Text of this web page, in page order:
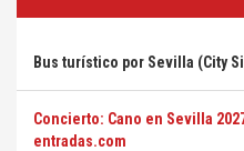
Bus turístico por Sevilla (City
Concierto: Cano en Sevilla
entradas.com